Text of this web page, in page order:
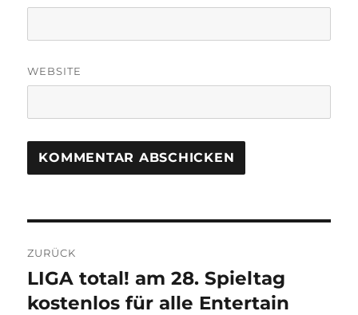
WEBSITE
ZURÜCK
Vorheriger
Beitrag:
LIGA total! am 28. Spieltag
kostenlos für alle Entertain